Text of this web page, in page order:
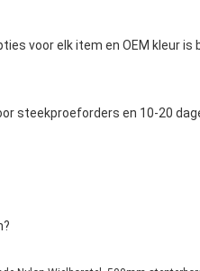
voor elk item en OEM kleur
steekproeforders en 10-20